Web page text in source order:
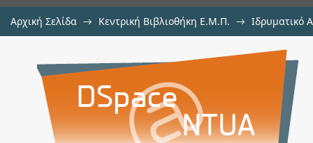
Αρχική Σελίδα → Κεντρική Βιβλιοθήκη Ε.Μ.Π. → Ιδρυματικό
Η επίδραση των
ατμοσφαιρικού στρώματος του